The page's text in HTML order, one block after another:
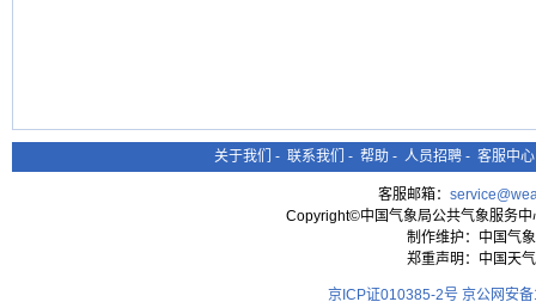
关于我们 - 联系我们 - 帮助 - 人员招聘 - 客服中心
客服邮箱：
Copyright©中国气象局公共气象服务
制作维护：中国气
郑重声明：中国天
京ICP证010385-2号 京公网安